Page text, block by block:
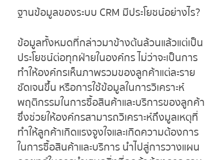
ฐานข้อมูลของระบบ CRM มีประโยชน์อย่างไร?
ข้อมูลทั้งหมดที่กล่าวมาข้างต้นล้วนแล้วแต่เป็น
ประโยชน์ต่อทุกฝ่ายในองค์กร ไม่ว่าจะเป็นการ
ทำให้องค์กรเห็นภาพรวมของลูกค้าแต่ละราย
ชัดเจนขึ้น หรือการใช้ข้อมูลในการวิเคราะห์
พฤติกรรมในการซื้อสินค้าและบริการของลูกค้า
ซึ่งช่วยให้องค์กรสามารถวิเคราะห์ถึงมูลเหตุที่
ทำให้ลูกค้าเกิดแรงจูงใจและเกิดความต้องการ
ในการซื้อสินค้าและบริการ นำไปสู่การวางแผน